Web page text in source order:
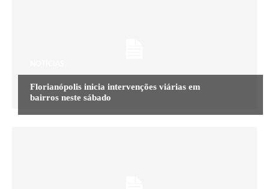
Florianópolis inicia intervenções viárias em
bairros neste sábado